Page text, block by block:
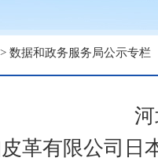
数据和政务服务局公示专栏
革有限公司日